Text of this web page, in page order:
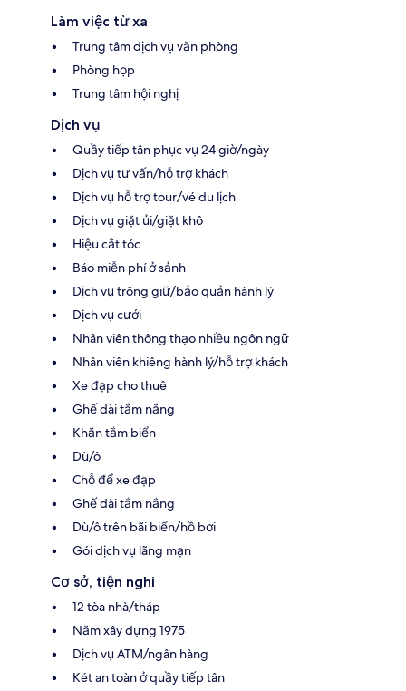
Làm việc từ xa
Trung tâm dịch vụ văn phòng
Phòng họp
Trung tâm hội nghị
Dịch vụ
Quầy tiếp tân phục vụ 24 giờ/ngày
Dịch vụ tư vấn/hỗ trợ khách
Dịch vụ hỗ trợ tour/vé du lịch
Dịch vụ giặt ủi/giặt khô
Hiệu cắt tóc
Báo miễn phí ở sảnh
Dịch vụ trông giữ/bảo quản hành lý
Dịch vụ cưới
Nhân viên thông thạo nhiều ngôn ngữ
Nhân viên khiêng hành lý/hỗ trợ khách
Xe đạp cho thuê
Ghế dài tắm nắng
Khăn tắm biển
Dù/ô
Chỗ để xe đạp
Ghế dài tắm nắng
Dù/ô trên bãi biển/hồ bơi
Gói dịch vụ lãng mạn
Cơ sở, tiện nghi
12 tòa nhà/tháp
Năm xây dựng 1975
Dịch vụ ATM/ngân hàng
Két an toàn ở quầy tiếp tân